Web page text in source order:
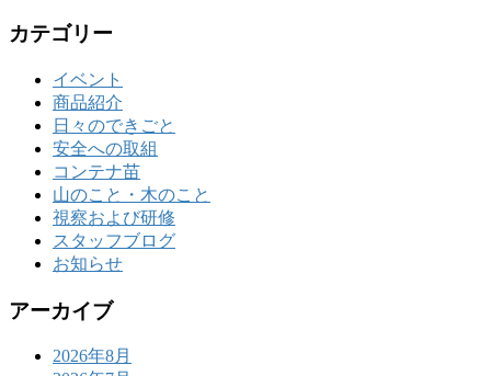
カテゴリー
イベント
商品紹介
日々のできごと
安全への取組
コンテナ苗
山のこと・木のこと
視察および研修
スタッフブログ
お知らせ
アーカイブ
2026年8月